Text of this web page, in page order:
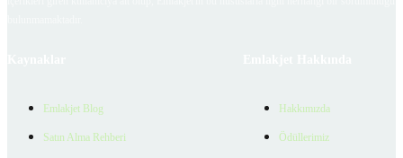
Emlakjet Blog
Satın Alma Rehberi
Hakkımızda
Ödüllerimiz